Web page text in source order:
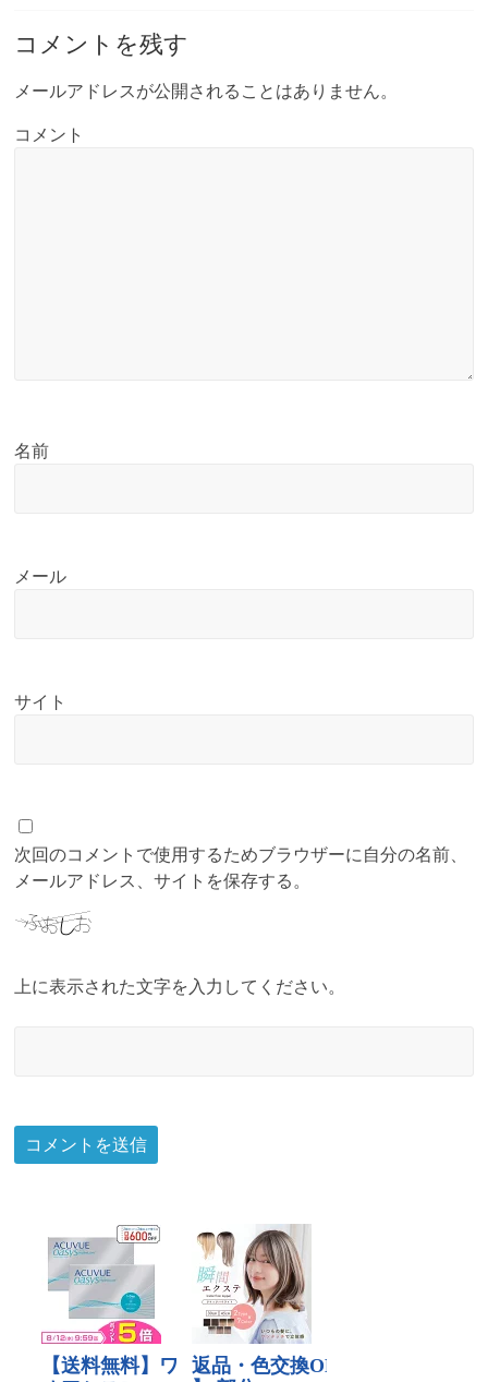
コメントを残す
メールアドレスが公開されることはありません。
コメント
名前
メール
サイト
次回のコメントで使用するためブラウザーに自分の名前、
メールアドレス、サイトを保存する。
上に表示された文字を入力してください。